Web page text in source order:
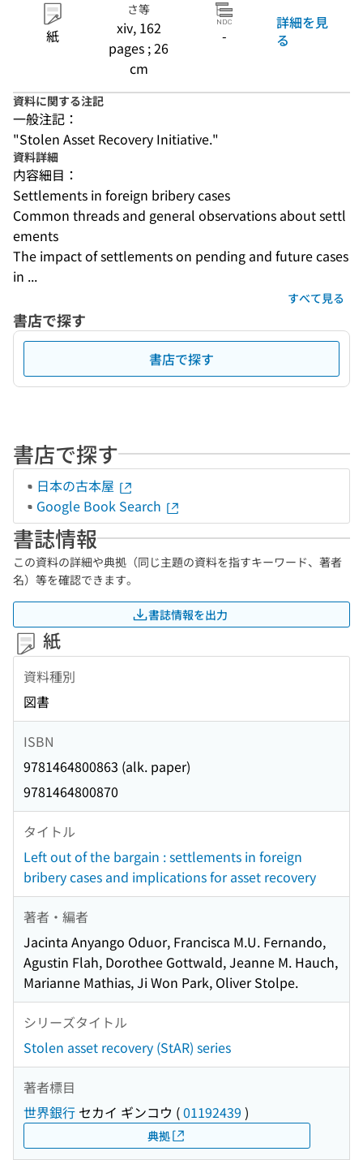
紙
さ等
xiv, 162
pages ; 26
cm
-
詳細を見
る
資料に関する注記
一般注記：
"Stolen Asset Recovery Initiative."
資料詳細
内容細目：
Settlements in foreign bribery cases
Common threads and general observations about settl
ements
The impact of settlements on pending and future cases
in ...
すべて見る
書店で探す
書店で探す
書店で探す
日本の古本屋
Google Book Search
書誌情報
この資料の詳細や典拠（同じ主題の資料を指すキーワード、著者
名）等を確認できます。
書誌情報を出力
紙
資料種別
図書
ISBN
9781464800863 (alk. paper)
9781464800870
タイトル
Left out of the bargain : settlements in foreign
bribery cases and implications for asset recovery
著者・編者
Jacinta Anyango Oduor, Francisca M.U. Fernando,
Agustin Flah, Dorothee Gottwald, Jeanne M. Hauch,
Marianne Mathias, Ji Won Park, Oliver Stolpe.
シリーズタイトル
Stolen asset recovery (StAR) series
著者標目
世界銀行 セカイ ギンコウ (01192439 )
典拠